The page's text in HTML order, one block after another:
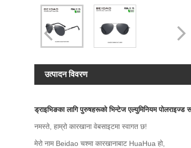
उत्पादन विवरण
ड्राइभिङका लागि पुरुषहरूको भिन्टेज एल्युमिनियम पोलराइज्ड
नमस्ते, हाम्रो कारखाना वेबसाइटमा स्वागत छ!
मेरो नाम Beidao चश्मा कारखानाबाट HuaHua हो,